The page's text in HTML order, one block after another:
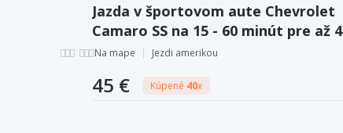
Jazda v športovom aute Chevrolet
Camaro SS na 15 - 60 minút pre až 4
osoby + neobmedzený počet km.
Na mape Jezdi amerikou
45 € Kúpené 40x